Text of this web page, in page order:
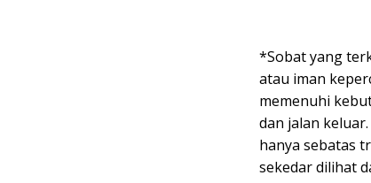
*Sobat yang
atau iman
memenuhi
dan jalan
hanya sebatas
sekedar dilihat